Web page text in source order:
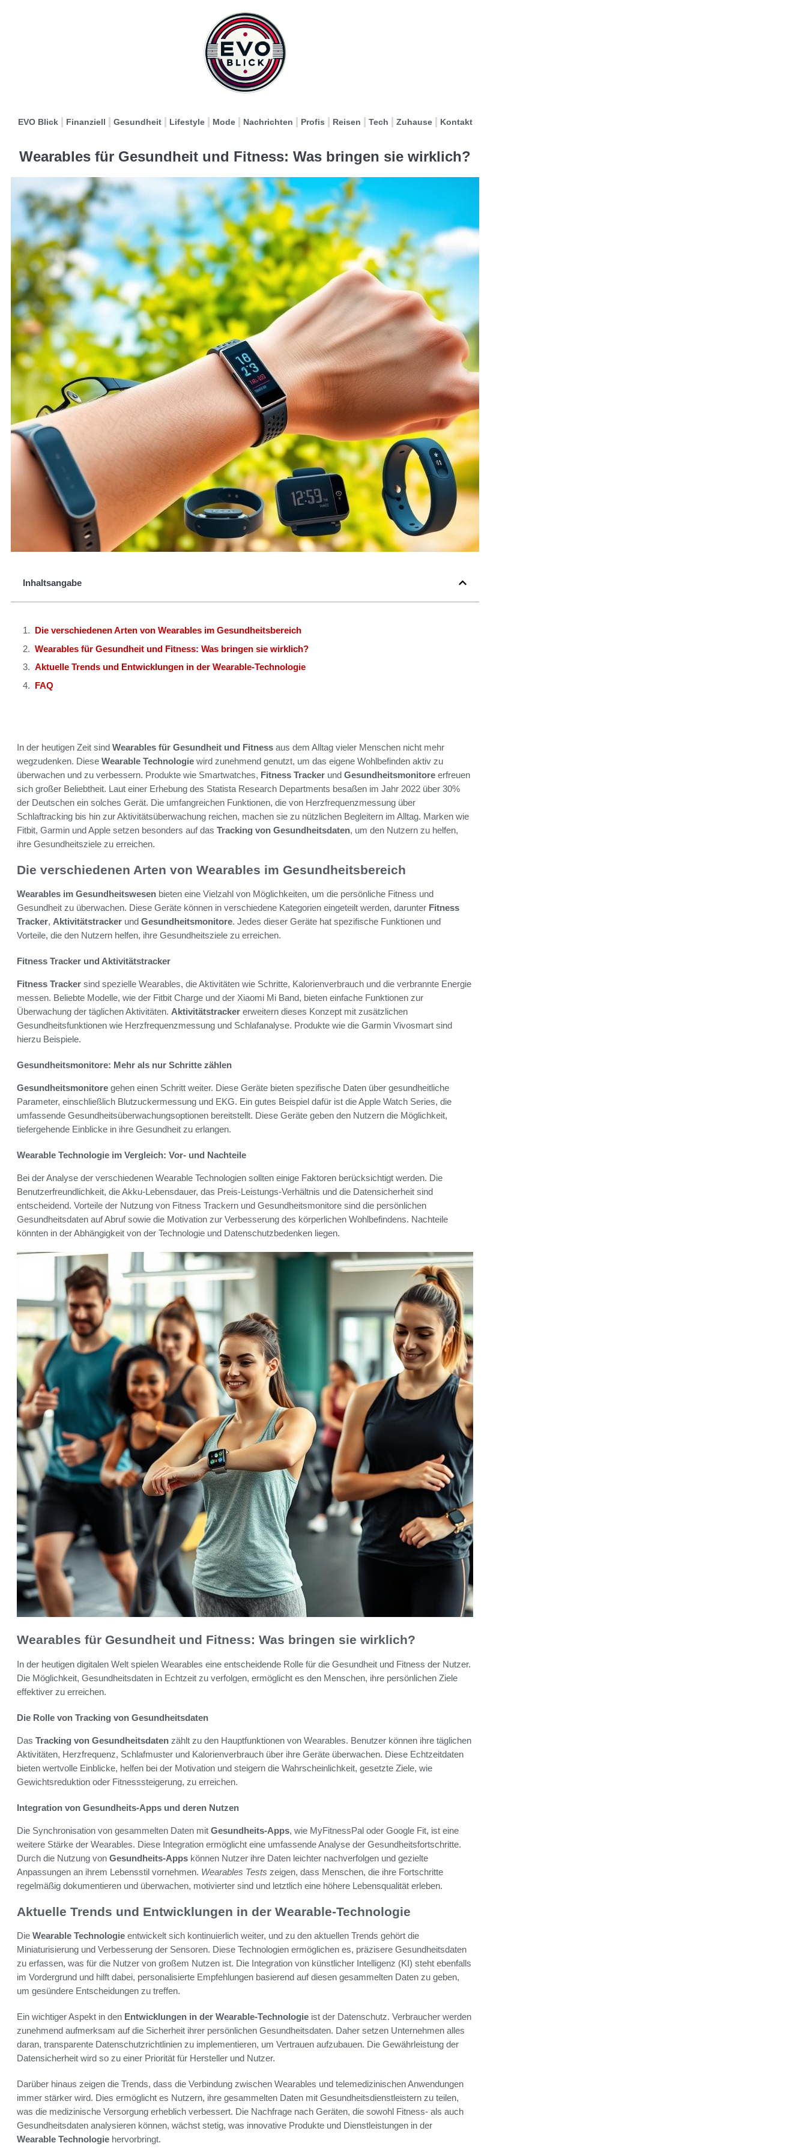
EVO Blick Finanziell Gesundheit Lifestyle Mode Nachrichten Profis Reisen Tech Zuhause Kontakt
Wearables für Gesundheit und Fitness: Was bringen sie wirklich?
Inhaltsangabe
Die verschiedenen Arten von Wearables im Gesundheitsbereich
Wearables für Gesundheit und Fitness: Was bringen sie wirklich?
Aktuelle Trends und Entwicklungen in der Wearable-Technologie
FAQ
In der heutigen Zeit sind Wearables für Gesundheit und Fitness aus dem Alltag vieler Menschen nicht mehr
wegzudenken. Diese Wearable Technologie wird zunehmend genutzt, um das eigene Wohlbefinden aktiv zu
überwachen und zu verbessern. Produkte wie Smartwatches, Fitness Tracker und Gesundheitsmonitore erfreuen
sich großer Beliebtheit. Laut einer Erhebung des Statista Research Departments besaßen im Jahr 2022 über 30%
der Deutschen ein solches Gerät. Die umfangreichen Funktionen, die von Herzfrequenzmessung über
Schlaftracking bis hin zur Aktivitätsüberwachung reichen, machen sie zu nützlichen Begleitern im Alltag. Marken wie
Fitbit, Garmin und Apple setzen besonders auf das Tracking von Gesundheitsdaten, um den Nutzern zu helfen,
ihre Gesundheitsziele zu erreichen.
Die verschiedenen Arten von Wearables im Gesundheitsbereich
Wearables im Gesundheitswesen bieten eine Vielzahl von Möglichkeiten, um die persönliche Fitness und
Gesundheit zu überwachen. Diese Geräte können in verschiedene Kategorien eingeteilt werden, darunter Fitness
Tracker, Aktivitätstracker und Gesundheitsmonitore. Jedes dieser Geräte hat spezifische Funktionen und
Vorteile, die den Nutzern helfen, ihre Gesundheitsziele zu erreichen.
Fitness Tracker und Aktivitätstracker
Fitness Tracker sind spezielle Wearables, die Aktivitäten wie Schritte, Kalorienverbrauch und die verbrannte Energie
messen. Beliebte Modelle, wie der Fitbit Charge und der Xiaomi Mi Band, bieten einfache Funktionen zur
Überwachung der täglichen Aktivitäten. Aktivitätstracker erweitern dieses Konzept mit zusätzlichen
Gesundheitsfunktionen wie Herzfrequenzmessung und Schlafanalyse. Produkte wie die Garmin Vivosmart sind
hierzu Beispiele.
Gesundheitsmonitore: Mehr als nur Schritte zählen
Gesundheitsmonitore gehen einen Schritt weiter. Diese Geräte bieten spezifische Daten über gesundheitliche
Parameter, einschließlich Blutzuckermessung und EKG. Ein gutes Beispiel dafür ist die Apple Watch Series, die
umfassende Gesundheitsüberwachungsoptionen bereitstellt. Diese Geräte geben den Nutzern die Möglichkeit,
tiefergehende Einblicke in ihre Gesundheit zu erlangen.
Wearable Technologie im Vergleich: Vor- und Nachteile
Bei der Analyse der verschiedenen Wearable Technologien sollten einige Faktoren berücksichtigt werden. Die
Benutzerfreundlichkeit, die Akku-Lebensdauer, das Preis-Leistungs-Verhältnis und die Datensicherheit sind
entscheidend. Vorteile der Nutzung von Fitness Trackern und Gesundheitsmonitore sind die persönlichen
Gesundheitsdaten auf Abruf sowie die Motivation zur Verbesserung des körperlichen Wohlbefindens. Nachteile
könnten in der Abhängigkeit von der Technologie und Datenschutzbedenken liegen.
Wearables für Gesundheit und Fitness: Was bringen sie wirklich?
In der heutigen digitalen Welt spielen Wearables eine entscheidende Rolle für die Gesundheit und Fitness der Nutzer.
Die Möglichkeit, Gesundheitsdaten in Echtzeit zu verfolgen, ermöglicht es den Menschen, ihre persönlichen Ziele
effektiver zu erreichen.
Die Rolle von Tracking von Gesundheitsdaten
Das Tracking von Gesundheitsdaten zählt zu den Hauptfunktionen von Wearables. Benutzer können ihre täglichen
Aktivitäten, Herzfrequenz, Schlafmuster und Kalorienverbrauch über ihre Geräte überwachen. Diese Echtzeitdaten
bieten wertvolle Einblicke, helfen bei der Motivation und steigern die Wahrscheinlichkeit, gesetzte Ziele, wie
Gewichtsreduktion oder Fitnesssteigerung, zu erreichen.
Integration von Gesundheits-Apps und deren Nutzen
Die Synchronisation von gesammelten Daten mit Gesundheits-Apps, wie MyFitnessPal oder Google Fit, ist eine
weitere Stärke der Wearables. Diese Integration ermöglicht eine umfassende Analyse der Gesundheitsfortschritte.
Durch die Nutzung von Gesundheits-Apps können Nutzer ihre Daten leichter nachverfolgen und gezielte
Anpassungen an ihrem Lebensstil vornehmen. Wearables Tests zeigen, dass Menschen, die ihre Fortschritte
regelmäßig dokumentieren und überwachen, motivierter sind und letztlich eine höhere Lebensqualität erleben.
Aktuelle Trends und Entwicklungen in der Wearable-Technologie
Die Wearable Technologie entwickelt sich kontinuierlich weiter, und zu den aktuellen Trends gehört die
Miniaturisierung und Verbesserung der Sensoren. Diese Technologien ermöglichen es, präzisere Gesundheitsdaten
zu erfassen, was für die Nutzer von großem Nutzen ist. Die Integration von künstlicher Intelligenz (KI) steht ebenfalls
im Vordergrund und hilft dabei, personalisierte Empfehlungen basierend auf diesen gesammelten Daten zu geben,
um gesündere Entscheidungen zu treffen.
Ein wichtiger Aspekt in den Entwicklungen in der Wearable-Technologie ist der Datenschutz. Verbraucher werden
zunehmend aufmerksam auf die Sicherheit ihrer persönlichen Gesundheitsdaten. Daher setzen Unternehmen alles
daran, transparente Datenschutzrichtlinien zu implementieren, um Vertrauen aufzubauen. Die Gewährleistung der
Datensicherheit wird so zu einer Priorität für Hersteller und Nutzer.
Darüber hinaus zeigen die Trends, dass die Verbindung zwischen Wearables und telemedizinischen Anwendungen
immer stärker wird. Dies ermöglicht es Nutzern, ihre gesammelten Daten mit Gesundheitsdienstleistern zu teilen,
was die medizinische Versorgung erheblich verbessert. Die Nachfrage nach Geräten, die sowohl Fitness- als auch
Gesundheitsdaten analysieren können, wächst stetig, was innovative Produkte und Dienstleistungen in der
Wearable Technologie hervorbringt.